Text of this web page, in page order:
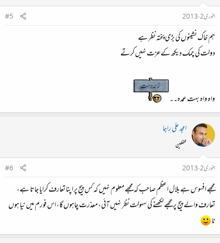
جنوری 2، 2013
#5
ہم خاک نشینوں کی بڑی پختہ نظر ہے​
دولت کی چمک دیکھ کےعزت نہیں کرتے​
واہ واہ بہت عمدہ۔۔
امجد علی راجا
محفلین
جنوری 2، 2013
#6
مجھے افسوس ہے بلال اعظم صاحب کہ مجھے معلوم نہیں کہ کس پیج پر اپنا تعارف کرایا جاتا ہے،
تعارف والے پیج پر مجھے لکھنے کی سہولت نظر نہیں آئی، معذرت چاہوں گا، اس فورم میں نیا ہوں
نا